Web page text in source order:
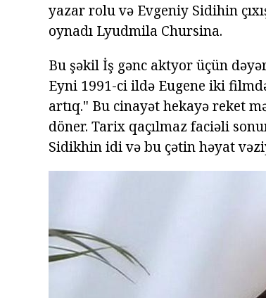
yazar rolu və Evgeniy Sidihin
oynadı Lyudmila Chursina.
Bu şəkil İş gənc aktyor üçün
Eyni 1991-ci ildə Eugene iki
artıq." Bu cinayət hekayə reket
döner. Tarix qaçılmaz faciəli
Sidikhin idi və bu çətin həyat